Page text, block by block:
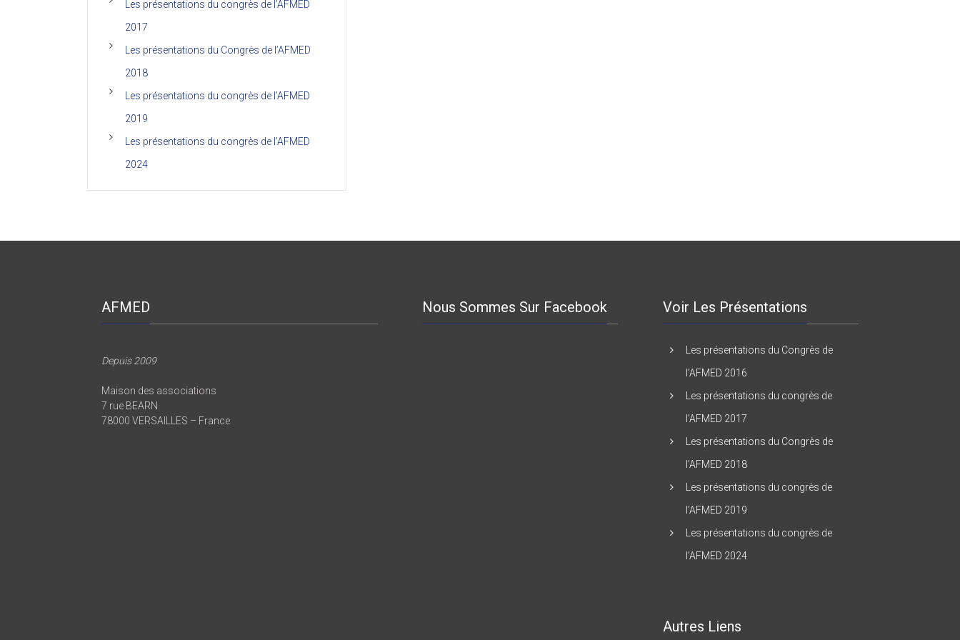
Les présentations du congrès de l’AFMED
2017
Les présentations du Congrès de l’AFMED
2018
Les présentations du congrès de l’AFMED
2019
Les présentations du congrès de l’AFMED
2024
AFMED
Depuis 2009
Maison des associations
7 rue BEARN
78000 VERSAILLES – France
Nous Sommes Sur Facebook Voir Les Présentations
Les présentations du Congrès de
l’AFMED 2016
Les présentations du congrès de
l’AFMED 2017
Les présentations du Congrès de
l’AFMED 2018
Les présentations du congrès de
l’AFMED 2019
Les présentations du congrès de
l’AFMED 2024
Autres Liens